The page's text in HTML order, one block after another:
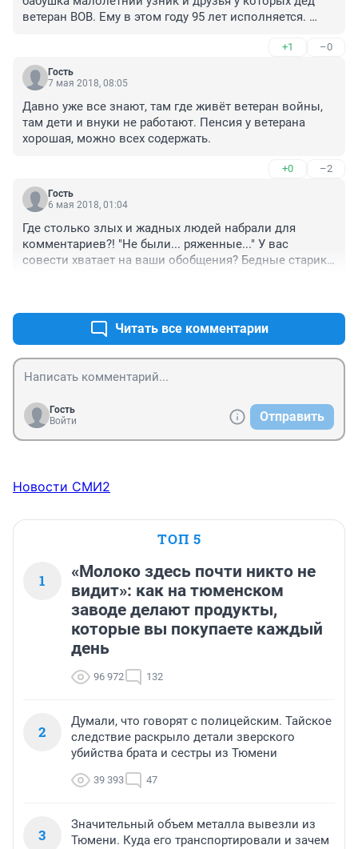
ветеран ВОВ. Ему в этом году 95 лет исполняется.
помогаем. А если у кого то из ветеранов большая
пенсия, то они ее заслужили.
+1 –0
Гость
7 мая 2018, 08:05
Давно уже все знают, там где живёт ветеран войны,
там дети и внуки не работают. Пенсия у ветерана
хорошая, можно всех содержать.
+0 –2
Гость
6 мая 2018, 01:04
Где столько злых и жадных людей набрали для
комментариев?! "Не были... ряженные..." У вас
совести хватает на ваши обобщения? Бедные старики
области для стариков побольше денег не нашлось, их
всего-то несколько сотен.
Читать все комментарии
Гость
Войти
Отправить
Новости СМИ2
ТОП 5
1
«Молоко здесь почти никто не
видит»: как на тюменском
заводе делают продукты,
которые вы покупаете каждый
день
96 972 132
2
Думали, что говорят с полицейским. Тайское
следствие раскрыло детали зверского
убийства брата и сестры из Тюмени
39 393 47
3
Значительный объем металла вывезли из
Тюмени. Куда его транспортировали и зачем